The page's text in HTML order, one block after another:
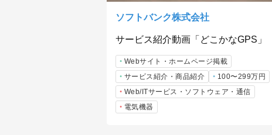
ソフトバンク株式会社
サービス紹介動画「どこかなGPS」
Webサイト・ホームページ掲載
サービス紹介・商品紹介
100〜299万円
Web/ITサービス・ソフトウェア・通信
電気機器